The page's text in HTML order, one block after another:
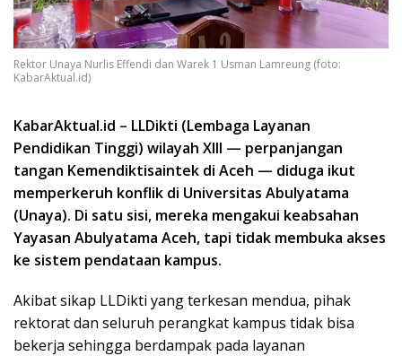
Rektor Unaya Nurlis Effendi dan Warek 1 Usman Lamreung (foto:
KabarAktual.id)
KabarAktual.id – LLDikti (Lembaga Layanan
Pendidikan Tinggi) wilayah XIII — perpanjangan
tangan Kemendiktisaintek di Aceh — diduga ikut
memperkeruh konflik di Universitas Abulyatama
(Unaya). Di satu sisi, mereka mengakui keabsahan
Yayasan Abulyatama Aceh, tapi tidak membuka akses
ke sistem pendataan kampus.
Akibat sikap LLDikti yang terkesan mendua, pihak
rektorat dan seluruh perangkat kampus tidak bisa
bekerja sehingga berdampak pada layanan